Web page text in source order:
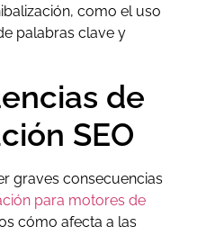
como el uso
palabras clave y
de
SEO
graves consecuencias
para motores de
cómo afecta a las